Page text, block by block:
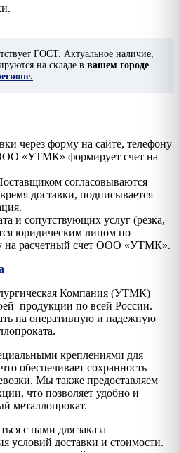
ГОСТ. Актуальное наличие,
на складе в вашем городе
через форму на сайте, телефону
«УТМК» формирует счет на
согласовываются
время доставки, подписывается
и сопутствующих услуг (резка,
юридическим лицом по
на расчетный счет ООО «УТМК».
Компания (УТМК)
продукции по всей России.
на оперативную и надежную
креплениями для
обеспечивает сохранность
Мы также предоставляем
что позволяет удобно и
металлопрокат.
с нами для заказа
условий доставки и стоимости.